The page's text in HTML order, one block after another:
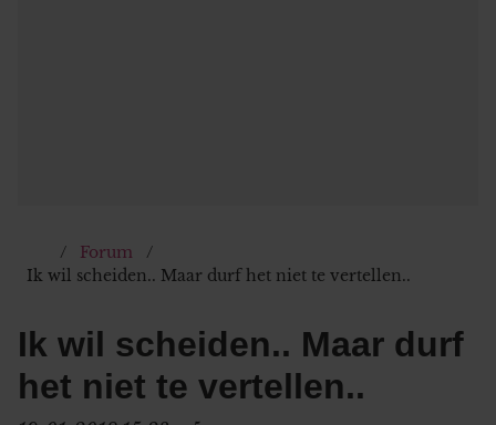
Forum
Ik wil scheiden.. Maar durf het niet te vertellen..
Ik wil scheiden.. Maar durf
het niet te vertellen..